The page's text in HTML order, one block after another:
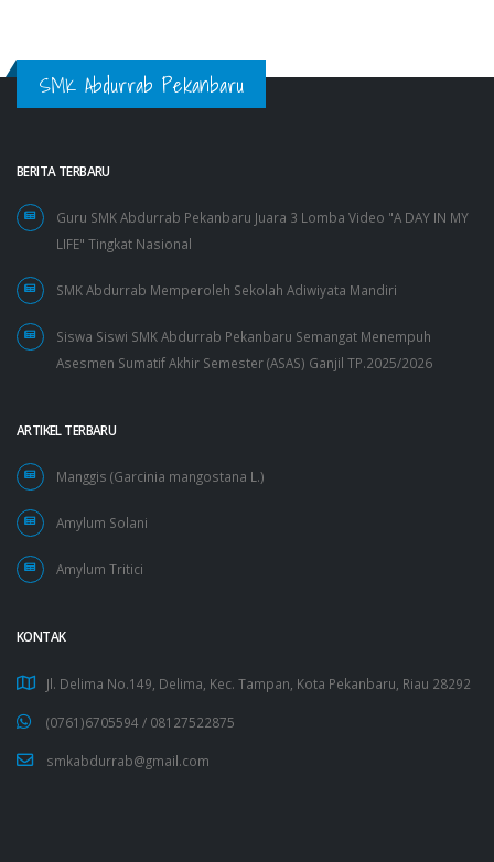
SMK Abdurrab Pekanbaru
BERITA TERBARU
Guru SMK Abdurrab Pekanbaru Juara 3 Lomba Video "A DAY IN MY
LIFE" Tingkat Nasional
SMK Abdurrab Memperoleh Sekolah Adiwiyata Mandiri
Siswa Siswi SMK Abdurrab Pekanbaru Semangat Menempuh
Asesmen Sumatif Akhir Semester (ASAS) Ganjil TP.2025/2026
ARTIKEL TERBARU
Manggis (Garcinia mangostana L.)
Amylum Solani
Amylum Tritici
KONTAK
Jl. Delima No.149, Delima, Kec. Tampan, Kota Pekanbaru, Riau 28292
(0761)6705594 / 08127522875
smkabdurrab@gmail.com